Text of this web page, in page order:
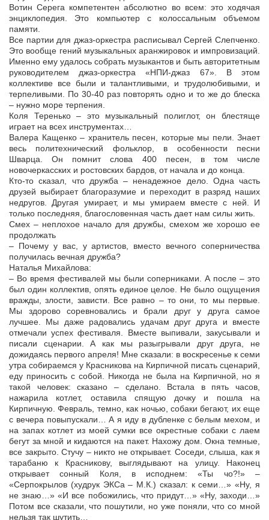
Вотин Серега компетентен абсолютно во всем: это ходячая
энциклопедия. Это компьютер с колоссальным объемом
памяти.
Все партии для джаз-оркестра расписывал Сергей Слепченко.
Это вообще гений музыкальных аранжировок и импровизаций.
Именно ему удалось собрать музыкантов и быть авторитетным
руководителем джаз-оркестра «НПИ-джаз 67». В этом
коллективе все были и талантливыми, и трудолюбивыми, и
терпеливыми. По 30-40 раз повторять одно и то же до блеска
– нужно море терпения.
Коля Теренько – это музыкальный полиглот, он блестяще
играет на всех инструментах…
Валера Кащенко – хранитель песен, которые мы пели. Знает
весь политехнический фольклор, в особенности песни
Шварца. Он помнит слова 400 песен, в том числе
новочеркасских и ростовских бардов, от начала и до конца.
Кто-то сказал, что дружба – ненадежное дело. Одна часть
друзей выбирает благоразумие и переходит в разряд наших
недругов. Другая умирает, и мы умираем вместе с ней. И
только последняя, благословенная часть дает нам силы жить.
Смех – неплохое начало для дружбы, смехом же хорошо ее
продолжать
– Почему у вас, у артистов, вместо вечного соперничества
получилась вечная дружба?
Наталья Михайлова:
– Во время фестивалей мы были соперниками. А после – это
был один коллектив, опять единое целое. Не было ощущения
вражды, злости, зависти. Все равно – то они, то мы первые.
Мы здорово соревновались и брали друг у друга самое
лучшее. Мы даже радовались удачам друг друга и вместе
отмечали успех фестиваля. Вместе выпивали, закусывали и
писали сценарии. А как мы разыгрывали друг друга, не
дожидаясь первого апреля! Мне сказали: в воскресенье к семи
утра собираемся у Красникова на Кирпичной писать сценарий,
еду приносить с собой. Никогда не была на Кирпичной, но я
такой человек: сказано – сделано. Встала в пять часов,
нажарила котлет, оставила спящую дочку и пошла на
Кирпичную. Февраль, темно, как ночью, собаки бегают, их еще
с вечера повыпускали… А я иду в дубленке с белым мехом, и
на запах котлет из моей сумки все окрестные собаки с лаем
бегут за мной и кидаются на пакет. Нахожу дом. Окна темные,
все закрыто. Стучу – никто не открывает. Соседи, слыша, как я
тарабаню к Красникову, выглядывают на улицу. Наконец
открывает сонный Коля, в исподнем: «Ты чо?!» –
«Серпокрылов (худрук ЭКСа – М.К.) сказал: к семи…» «Ну, я
не знаю…» «И все побожились, что придут…» «Ну, заходи…»
Потом все сказали, что пошутили, но уже поняли, что со мной
нельзя так шутить…